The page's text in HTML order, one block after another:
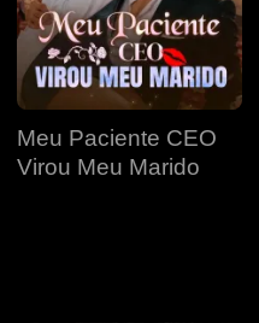
Meu Paciente CEO
Virou Meu Marido